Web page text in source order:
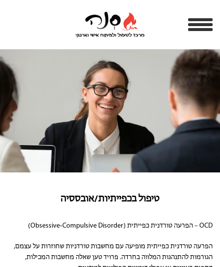
טיפול בכפייתיות/אובססיה
OCD – הפרעה טורדנית כפייתית (Obsessive-Compulsive Disorder)
הפרעה טורדנית כפייתית מופיעה עם מחשבות טורדניות שחוזרות על עצמם,
הגורמות להתנהגות המלווה בחרדה. פרויד טען שאלה מחשבות המכילות,